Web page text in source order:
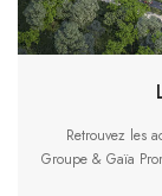
Retrouvez les
Groupe & Gaïa